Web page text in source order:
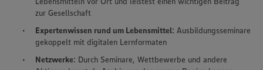
zur Gesellschaft
Expertenwissen rund um Lebensmittel: Ausbildungsseminare
gekoppelt mit digitalen Lernformaten
Netzwerke: Durch Seminare, Wettbewerbe und andere